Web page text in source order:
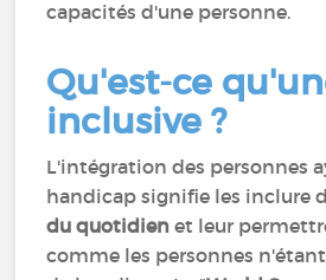
capacités d'une personne.
Qu'est-ce
inclusive ?
L'intégration des personnes
handicap signifie les inclure
du quotidien et leur
comme les personnes